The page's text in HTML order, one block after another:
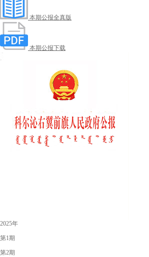
本期公报全真版
本期公报下载
2025年
第1期
第2期